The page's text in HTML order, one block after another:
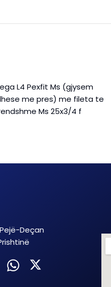
L4 Pexfit Ms (gjysem
me pres) me fileta te
Ms 25x3/4 f
Deçan